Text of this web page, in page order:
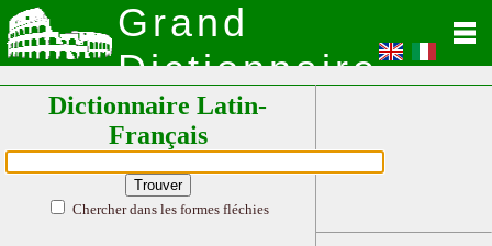
Grand
Dictionnaire
Latin
Dictionnaire Latin-
Français
Chercher dans les formes fléchies